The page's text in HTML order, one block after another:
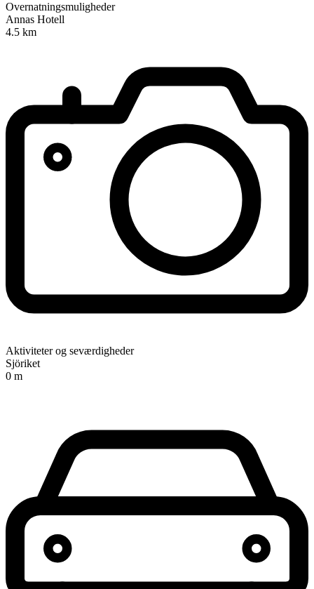
Overnatningsmuligheder
Annas Hotell
4.5 km
Aktiviteter og seværdigheder
Sjöriket
0 m